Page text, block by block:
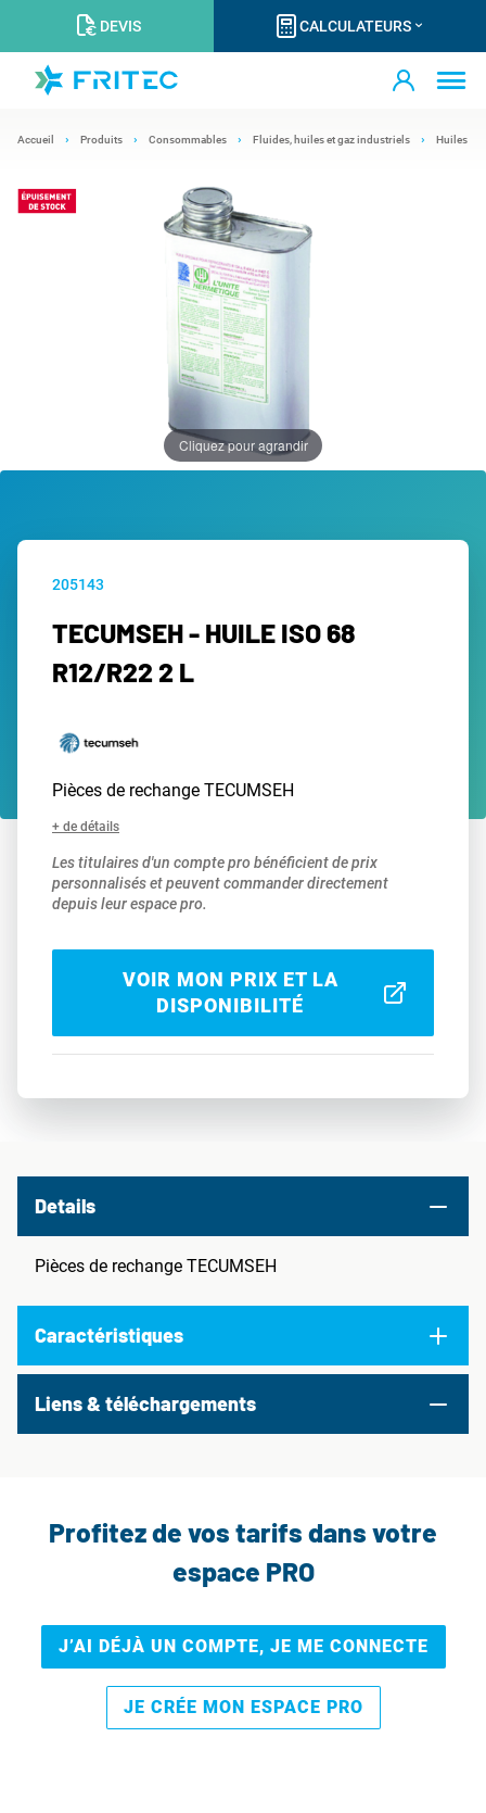
DEVIS CALCULATEURS
Accueil Produits Consommables Fluides, huiles et gaz industriels Huiles
Cliquez pour agrandir
205143
TECUMSEH - HUILE ISO 68
R12/R22 2 L
Pièces de rechange TECUMSEH
+ de détails
Les titulaires d'un compte pro bénéficient de prix
personnalisés et peuvent commander directement
depuis leur espace pro.
VOIR MON PRIX ET LA
DISPONIBILITÉ
Details
Pièces de rechange TECUMSEH
Caractéristiques
Liens & téléchargements
Profitez de vos tarifs dans votre
espace PRO
J’AI DÉJÀ UN COMPTE, JE ME CONNECTE
JE CRÉE MON ESPACE PRO